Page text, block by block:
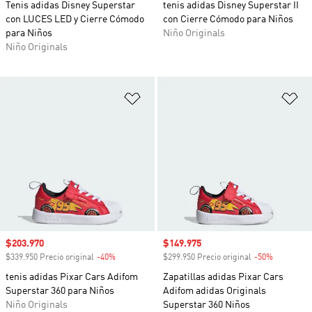
Tenis adidas Disney Superstar
con LUCES LED y Cierre Cómodo
para Niños
Niño Originals
tenis adidas Disney Superstar II
con Cierre Cómodo para Niños
Niño Originals
Precio de venta
$203.970
$339.950 Precio original -40%
tenis adidas Pixar Cars Adifom
Superstar 360 para Niños
Niño Originals
Precio de venta
$149.975
$299.950 Precio original -50%
Zapatillas adidas Pixar Cars
Adifom adidas Originals
Superstar 360 Niños